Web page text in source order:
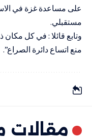
على مساعدة غزة في
مستقبلي.
وتابع قائلا : في كل
منع اتساع دائرة الصراع”.
مقالات